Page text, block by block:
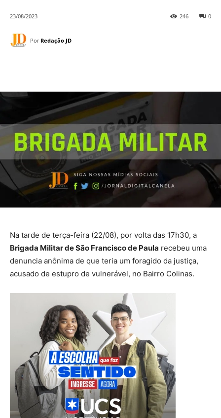
23/08/2023 0
246
Por Redação JD
Na tarde de terça-feira (22/08), por volta das 17h30, a
Brigada Militar de São Francisco de Paula recebeu uma
denuncia anônima de que teria um foragido da justiça,
acusado de estupro de vulnerável, no Bairro Colinas.